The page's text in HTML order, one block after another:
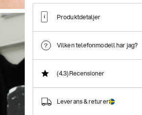
Produktdetaljer
Vilken telefonmodell har jag?
(4.3)Recensioner
Leverans & returer